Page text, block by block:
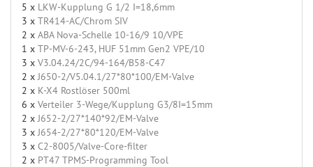
5 x LKW-Kupplung G 1/2 I=18,6mm
3 x TR414-AC/Chrom SIV
2 x ABA Nova-Schelle 10-16/9 10/VPE
1 x TP-MV-6-243, HUF 51mm Gen2 VPE/10
3 x V3.04.24/2C/94-164/B58-C47
2 xJ650-2/V5.04.1/27*80*100/EM-Valve
2 x K-X4 Rostlöser 500ml
6 x Verteiler 3-Wege/Kupplung G3/8I=15mm
2 xJ652-2/27*140*92/EM-Valve
3 xJ654-2/27*80*120/EM-Valve
3 x C2-8005/Valve-Core-filter
2 x PT47 TPMS-Programming Tool